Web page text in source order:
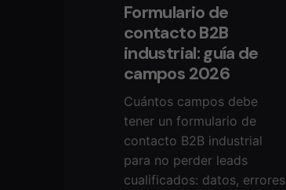
Formulario de
contacto B2B
industrial: guía de
campos 2026
Cuántos campos debe
tener un formulario de
contacto B2B industrial
para no perder leads
cualificados: datos, errores